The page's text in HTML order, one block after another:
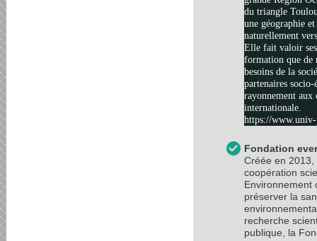
du triangle
une géographie
naturellement
Elle fait valoir
formation que de
besoins de la
partenaires
rayonnement aux
internationale.
https://
Fondation
Créée en
coopération
Environnement
préserver la
recherche
publique, la